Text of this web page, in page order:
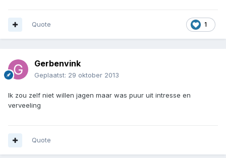
1
Quote
Gerbenvink
Geplaatst: 29 oktober 2013
Ik zou zelf niet willen jagen maar was puur uit intresse en
verveeling
Quote